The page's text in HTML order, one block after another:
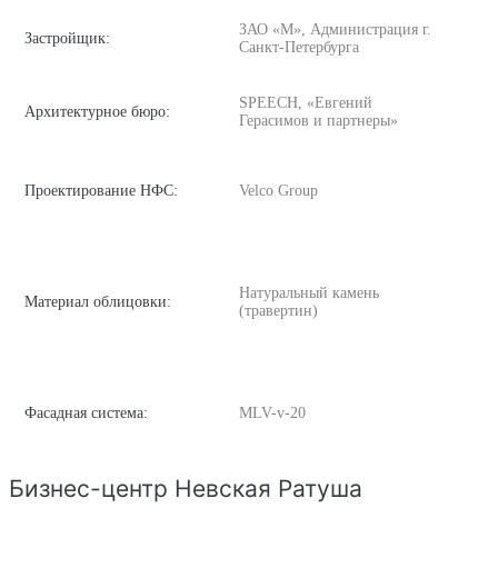
Застройщик:
ЗАО «М», Администрация г.
Санкт-Петербурга
Архитектурное бюро:
SPEECH, «Евгений
Герасимов и партнеры»
Проектирование НФС: Velco Group
Материал облицовки:
Натуральный камень
(травертин)
Фасадная система: MLV-v-20
Бизнес-центр Невская Ратуша